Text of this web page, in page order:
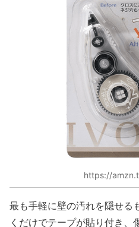
https://
最も手軽に壁の汚れを隠せる
くだけでテープが貼り付き、